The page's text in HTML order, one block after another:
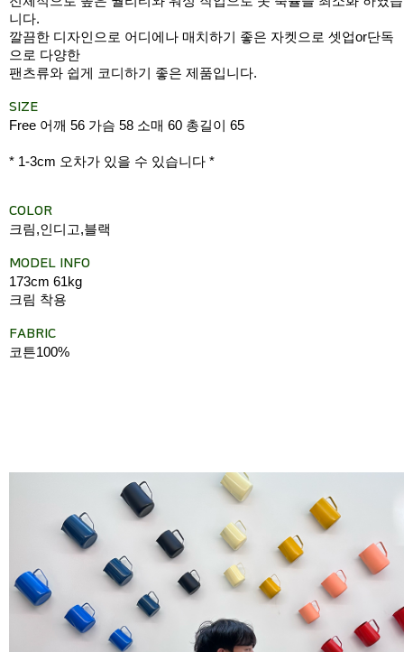
니다.
깔끔한 디자인으로 어디에나 매치하기 좋은 자켓으로 셋업or단독
으로 다양한
팬츠류와 쉽게 코디하기 좋은 제품입니다.
SIZE
Free 어깨 56 가슴 58 소매 60 총길이 65
* 1-3cm 오차가 있을 수 있습니다 *
COLOR
크림,인디고,블랙
MODEL INFO
173cm 61kg
크림 착용
FABRIC
코튼100%